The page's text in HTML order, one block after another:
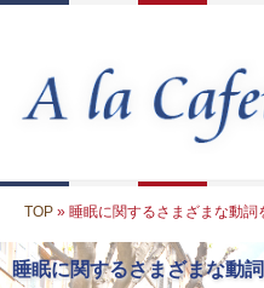
TOP » 睡眠に関するさまざまな動
睡眠に関するさまざまな動